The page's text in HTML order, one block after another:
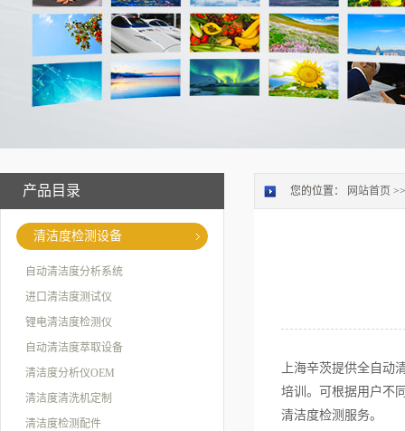
产品目录
清洁度检测设备
自动清洁度分析系统
进口清洁度测试仪
锂电清洁度检测仪
自动清洁度萃取设备
清洁度分析仪OEM
清洁度清洗机定制
清洁度检测配件
您的位置： 网站首页
上海辛茨提供全自动
培训。可根据用户不
清洁度检测服务。